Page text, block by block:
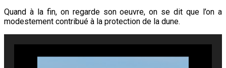
Quand à la fin, on regarde son oeuvre, on se dit que l’on a
modestement contribué à la protection de la dune.